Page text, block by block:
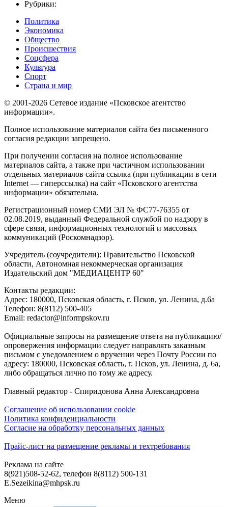
Рубрики:
Политика
Экономика
Общество
Происшествия
Соцсфера
Культура
Спорт
Страна и мир
© 2001-2026 Сетевое издание «Псковское агентство
информации».
Полное использование материалов сайта без письменного
согласия редакции запрещено.
При получении согласия на полное использование
материалов сайта, а также при частичном использовании
отдельных материалов сайта ссылка (при публикации в сети
Internet — гиперссылка) на сайт «Псковского агентства
информации» обязательна.
Регистрационный номер СМИ ЭЛ № ФС77-76355 от
02.08.2019, выданный Федеральной службой по надзору в
сфере связи, информационных технологий и массовых
коммуникаций (Роскомнадзор).
Учредитель (соучредители): Правительство Псковской
области, Автономная некоммерческая организация
Издательский дом "МЕДИАЦЕНТР 60"
Контакты редакции:
Адреc: 180000, Псковская область, г. Псков, ул. Ленина, д.6а
Телефон: 8(8112) 500-405
Email: redactor@informpskov.ru
Официальные запросы на размещение ответа на публикацию/
опровержения информации следует направлять заказным
письмом с уведомлением о вручении через Почту России по
адресу: 180000, Псковская область, г. Псков, ул. Ленина, д. 6а,
либо обращаться лично по тому же адресу.
Главный редактор - Спиридонова Анна Александровна
Соглашение об использовании cookie
Политика конфиденциальности
Согласие на обработку персональных данных
Прайс-лист на размещение рекламы и техтребования
Реклама на сайте
8(921)508-52-62, телефон 8(8112) 500-131
E.Sezeikina@mhpsk.ru
Меню